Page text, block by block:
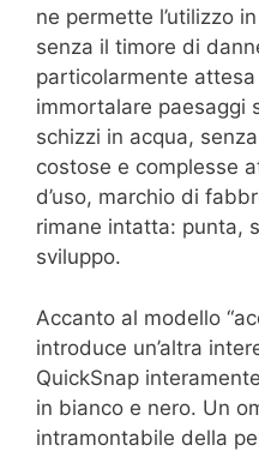
ne permette l’utilizzo
senza il timore di
particolarmente
immortalare paesaggi
schizzi in acqua,
costose e complesse
d’uso, marchio di
rimane intatta: punta,
sviluppo.
Accanto al modello
introduce un’altra
QuickSnap
in bianco e nero. Un
intramontabile della